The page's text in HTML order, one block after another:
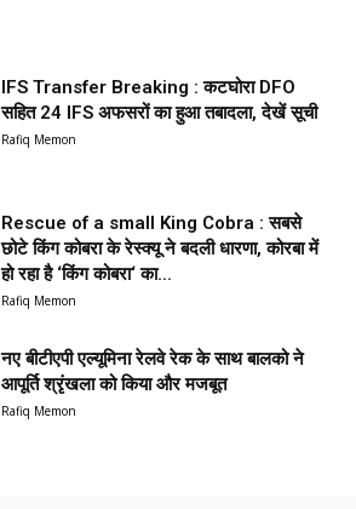
IFS Transfer Breaking : कटघोरा DFO
सहित 24 IFS अफसरों का हुआ तबादला, देखें सूची
Rafiq Memon
Rescue of a small King Cobra : सबसे
छोटे किंग कोबरा के रेस्क्यू ने बदली धारणा, कोरबा में
हो रहा है ‘किंग कोबरा‘ का...
Rafiq Memon
नए बीटीएपी एल्यूमिना रेलवे रेक के साथ बालको ने
आपूर्ति श्रृंखला को किया और मजबूत
Rafiq Memon